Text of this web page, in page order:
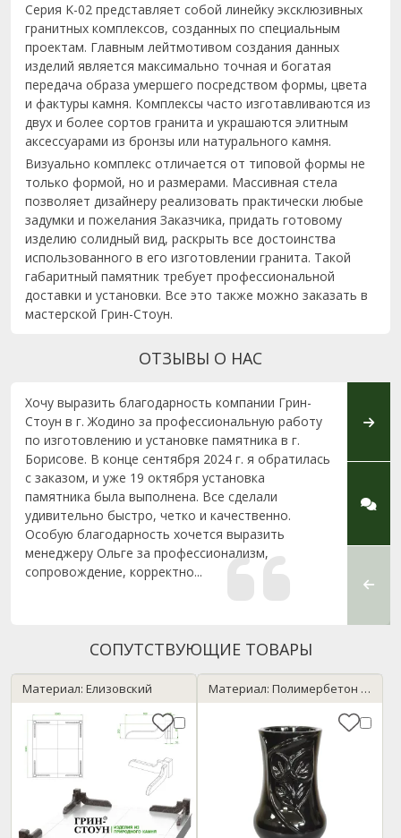
Серия K-02 представляет собой линейку эксклюзивных
гранитных комплексов, созданных по специальным
проектам. Главным лейтмотивом создания данных
изделий является максимально точная и богатая
передача образа умершего посредством формы, цвета
и фактуры камня. Комплексы часто изготавливаются из
двух и более сортов гранита и украшаются элитным
аксессуарами из бронзы или натурального камня.
Визуально комплекс отличается от типовой формы не
только формой, но и размерами. Массивная стела
позволяет дизайнеру реализовать практически любые
задумки и пожелания Заказчика, придать готовому
изделию солидный вид, раскрыть все достоинства
использованного в его изготовлении гранита. Такой
габаритный памятник требует профессиональной
доставки и установки. Все это также можно заказать в
мастерской Грин-Стоун.
ОТЗЫВЫ О НАС
Хочу выразить благодарность компании Грин-
Стоун в г. Жодино за профессиональную работу
по изготовлению и установке памятника в г.
Борисове. В конце сентября 2024 г. я обратилась
с заказом, и уже 19 октября установка
памятника была выполнена. Все сделали
удивительно быстро, четко и качественно.
Особую благодарность хочется выразить
менеджеру Ольге за профессионализм,
сопровождение, корректно...
СОПУТСТВУЮЩИЕ ТОВАРЫ
Материал: Елизовский Материал: Полимербетон / черный